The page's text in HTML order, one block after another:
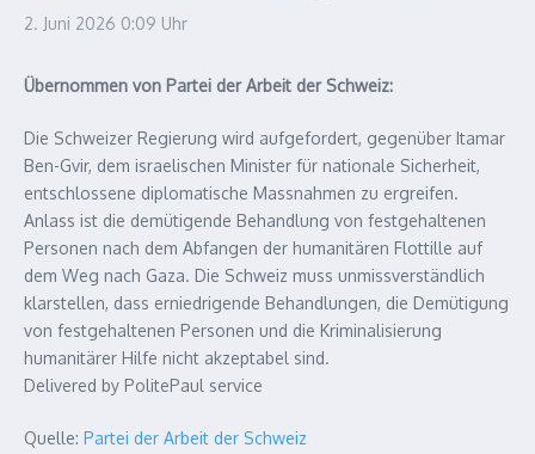
2. Juni 2026 0:09 Uhr
Übernommen von Partei der Arbeit der Schweiz:
Die Schweizer Regierung wird aufgefordert, gegenüber Itamar
Ben-Gvir, dem israelischen Minister für nationale Sicherheit,
entschlossene diplomatische Massnahmen zu ergreifen.
Anlass ist die demütigende Behandlung von festgehaltenen
Personen nach dem Abfangen der humanitären Flottille auf
dem Weg nach Gaza. Die Schweiz muss unmissverständlich
klarstellen, dass erniedrigende Behandlungen, die Demütigung
von festgehaltenen Personen und die Kriminalisierung
humanitärer Hilfe nicht akzeptabel sind.
Delivered by PolitePaul service
Quelle: Partei der Arbeit der Schweiz